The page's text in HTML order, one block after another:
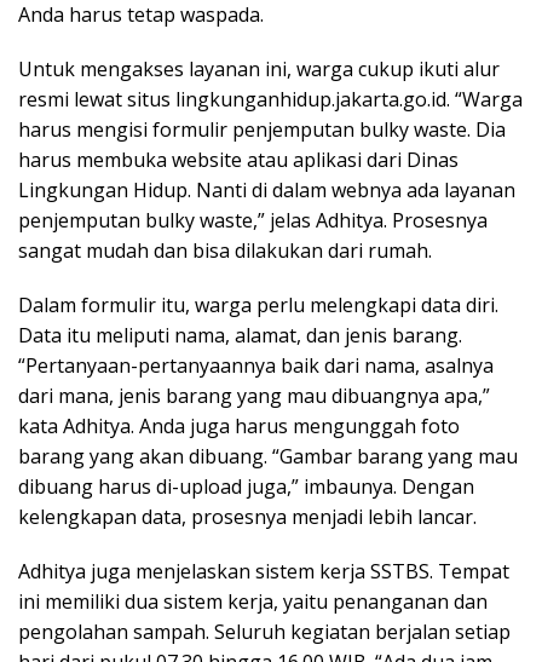
Anda harus tetap waspada.
Untuk mengakses layanan ini, warga cukup ikuti alur
resmi lewat situs lingkunganhidup.jakarta.go.id. “Warga
harus mengisi formulir penjemputan bulky waste. Dia
harus membuka website atau aplikasi dari Dinas
Lingkungan Hidup. Nanti di dalam webnya ada layanan
penjemputan bulky waste,” jelas Adhitya. Prosesnya
sangat mudah dan bisa dilakukan dari rumah.
Dalam formulir itu, warga perlu melengkapi data diri.
Data itu meliputi nama, alamat, dan jenis barang.
“Pertanyaan-pertanyaannya baik dari nama, asalnya
dari mana, jenis barang yang mau dibuangnya apa,”
kata Adhitya. Anda juga harus mengunggah foto
barang yang akan dibuang. “Gambar barang yang mau
dibuang harus di-upload juga,” imbaunya. Dengan
kelengkapan data, prosesnya menjadi lebih lancar.
Adhitya juga menjelaskan sistem kerja SSTBS. Tempat
ini memiliki dua sistem kerja, yaitu penanganan dan
pengolahan sampah. Seluruh kegiatan berjalan setiap